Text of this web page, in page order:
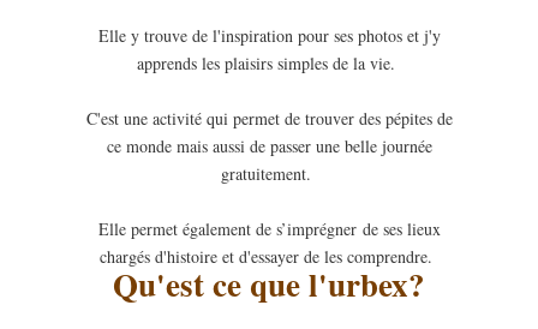
Elle y trouve de l'inspiration pour ses photos et j'y
apprends les plaisirs simples de la vie.
C'est une activité qui permet de trouver des pépites de
ce monde mais aussi de passer une belle journée
gratuitement.
Elle permet également de s’imprégner de ses lieux
chargés d'histoire et d'essayer de les comprendre.
Qu'est ce que l'urbex?